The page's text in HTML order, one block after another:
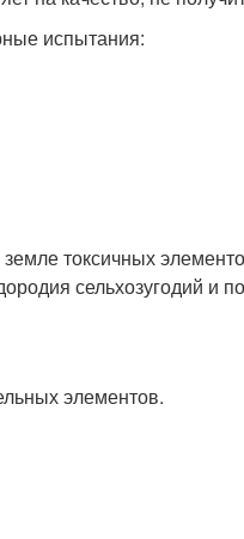
испытания:
токсичных
сельхозугодий и
элементов.